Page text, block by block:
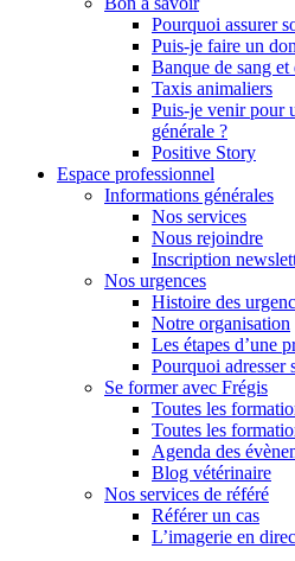
Pourquoi assurer
Puis-je faire un
Banque de sang et
Taxis animaliers
Puis-je venir pour
générale ?
Positive Story
Espace professionnel
Informations générales
Nos services
Nous rejoindre
Inscription
Nos urgences
Histoire des
Notre organisation
Les étapes d’une
Pourquoi adresser
Se former avec Frégis
Toutes les
Toutes les
Agenda des
Blog vétérinaire
Nos services de référé
Référer un cas
L’imagerie en